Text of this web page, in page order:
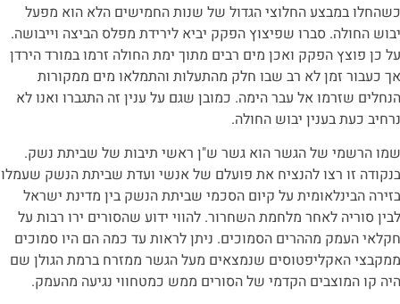
כשהחלו במבצע החלוצי הגדול של שנות החמישים הלא הוא מפעל
יבוש החולה. סברו שפיצוץ הפקק יביא לירידת מפלס הביצה וייבושה.
על כן פוצץ הפקק ואכן מים רבים מתוך ימת החולה זרמו במורד הירדן
אך כעבור זמן לא רב שבו חלק מהתעלות והתמלאו מים ממקורות
הנחלים שזרמו אל עבר הימה. כמובן שגם על ענין זה התגברו ואנו לא
נרחיב כעת בענין יבוש החולה.
שמו הרשמי של הגשר הוא גשר ש"ן ראשי תיבות של שביתת נשק.
בנקודה זו רצו להנציח את פועלם של אנשי ועדת שביתת הנשק שעמלו
בזירה הבינלאומית על קיום הסכמי שביתת הנשק בין מדינת ישראל
לבין סוריה לאחר מלחמת השחרור. להווי ידוע שהסורים ירו רבות על
חקלאי העמק מההרים הסמוכים. ניתן לראות עד כמה הם היו סמוכים
ממקבצי האקליפטוסים שנמצאים מעל הגשר ממזרח ברמת הגולן שם
היה קו המוצבים הקדמי של הסורים ממש כמטחווי נגיעה מהעמק.